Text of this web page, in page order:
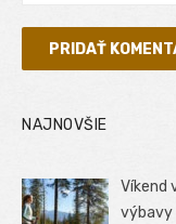
NAJNOVŠIE
Víkend
výbavy